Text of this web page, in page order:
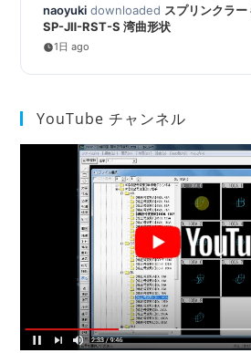
naoyuki downloaded スプリンクラ
SP-JⅡ-RST-S 湾曲形状
1日 ago
YouTube チャンネル